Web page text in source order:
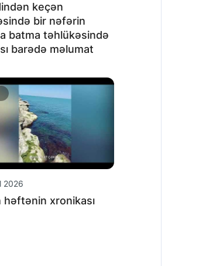
keçən
bir nəfərin
batma təhlükəsində
barədə məlumat
2026
həftənin xronikası